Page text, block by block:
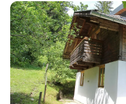
Sitzecke, eine offene
geräumige Schlafzimmer, ein
eine Terrasse. Im ...